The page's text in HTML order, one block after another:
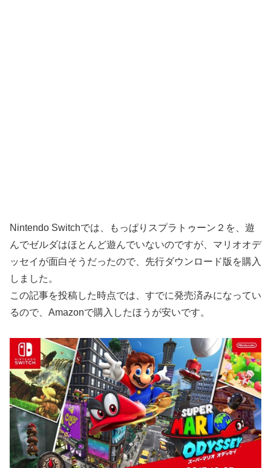
Nintendo Switchでは、もっぱりスプラトゥーン２を、遊
んでゼルダはほとんど遊んでいないのですが、マリオオデ
ッセイが面白そうだったので、先行ダウンロード版を購入
しました。
この記事を投稿した時点では、すでに発売済みになってい
るので、Amazonで購入したほうが安いです。